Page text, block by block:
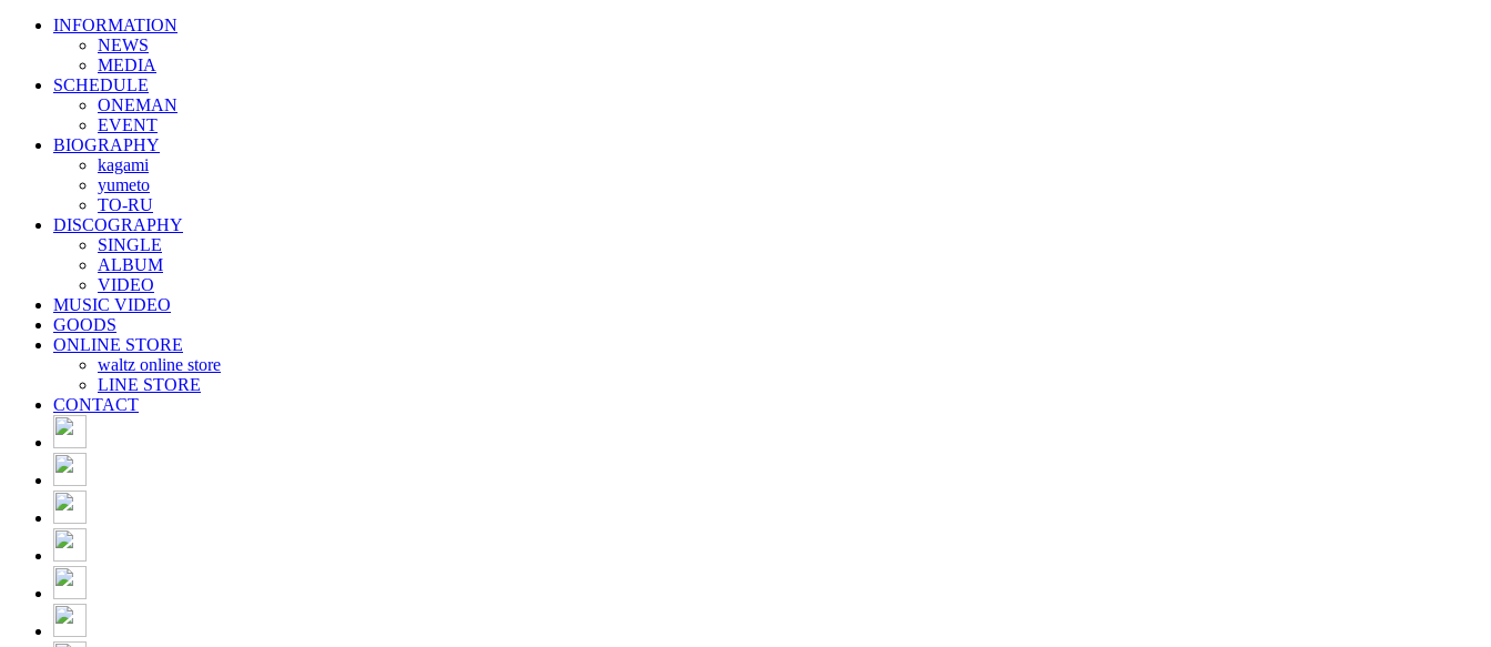
INFORMATION
NEWS
MEDIA
SCHEDULE
ONEMAN
EVENT
BIOGRAPHY
kagami
yumeto
TO-RU
DISCOGRAPHY
SINGLE
ALBUM
VIDEO
MUSIC VIDEO
GOODS
ONLINE STORE
waltz online store
LINE STORE
CONTACT